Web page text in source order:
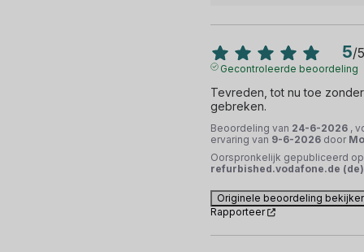
5/5
Gecontroleerde beoordeling
Tevreden, tot nu toe zonder
gebreken.
Beoordeling van 24-6-2026 ,
ervaring van 9-6-2026 door
Oorspronkelijk gepubliceerd op
refurbished.vodafone.de (de)
Originele beoordeling
Rapporteer